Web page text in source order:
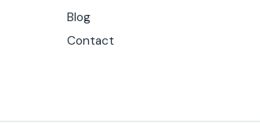
Blog
Contact